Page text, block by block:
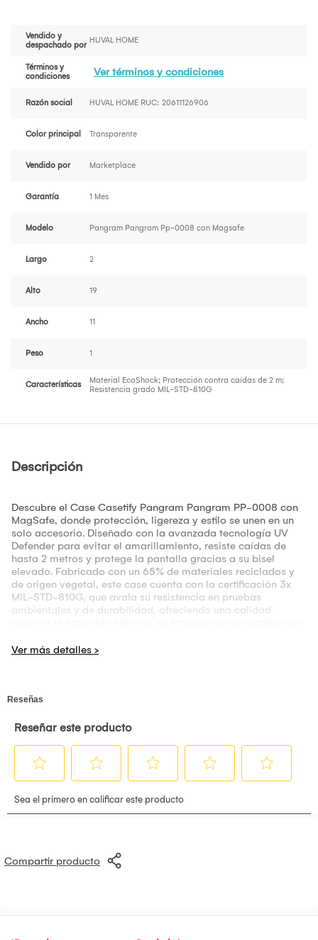
Vendido y
despachado por
HUVAL HOME
Términos y
condiciones
Ver términos y condiciones
Razón social HUVAL HOME RUC: 20611126906
Color principal Transparente
Vendido por Marketplace
Garantía 1 Mes
Modelo Pangram Pangram Pp-0008 con Magsafe
Largo 2
Alto 19
Ancho 11
Peso 1
Características
Material EcoShock; Protección contra caídas de 2 m;
Resistencia grado MIL-STD-810G
Descripción
Descubre el Case Casetify Pangram Pangram PP-0008 con
MagSafe, donde protección, ligereza y estilo se unen en un
solo accesorio. Diseñado con la avanzada tecnología UV
Defender para evitar el amarillamiento, resiste caídas de
hasta 2 metros y protege la pantalla gracias a su bisel
elevado. Fabricado con un 65% de materiales reciclados y
de origen vegetal, este case cuenta con la certificación 3x
MIL-STD-810G, que avala su resistencia en pruebas
ambientales y de durabilidad, ofreciendo una calidad
comodidad sin límites. Su estructura funcional incluye un
un case innovador, resistente y lleno de personalidad.
Compartir producto